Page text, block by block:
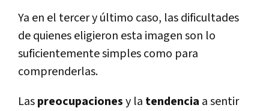
Ya en el tercer y último caso, las dificultades
de quienes eligieron esta imagen son lo
suficientemente simples como para
comprenderlas.
Laspreocupacionesy la tendencia a sentir